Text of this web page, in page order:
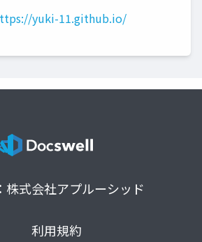
yuki-11.github.io/
株式会社アプルーシッド
利用規約